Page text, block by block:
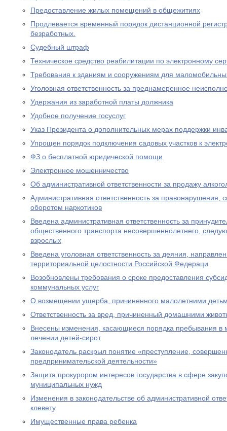
Предоставление жилых помещений в общежитиях
Продлевается временный порядок дистанционной
безработных.
Судебный штраф
Техническое средство реабилитации по электронному
Требования к зданиям и сооружениям для
Уголовная ответственность за преднамеренное
Удержания из заработной платы должника
Удобное получение госуслуг
Указ Президента о дополнительных мерах поддержки
Упрощен порядок подключения садовых участков к
ФЗ о бесплатной юридической помощи
Электронное мошенничество
Об административной ответственности за продажу
Административная ответственность за правонарушения,
оборотом наркотиков
Введена административная ответственность за
общественного транспорта несовершеннолетнего,
взрослых
Введена уголовная ответственность за деяния,
территориальной целостности Российской Федераци
Возобновлены требования о сроке предоставления
коммунальных услуг
О возмещении ущерба, причиненного малолетними
Ответственность за вред, причиненный домашними
Внесены изменения, касающиеся порядка пребывания в
лечении детей-сирот
Законодатель раскрыл понятие «преступление,
предпринимательской деятельности»
Защита прокурором интересов государства в сфере
муниципальных нужд
Изменения в законодательстве об административной
клевету
Имущественные права ребенка